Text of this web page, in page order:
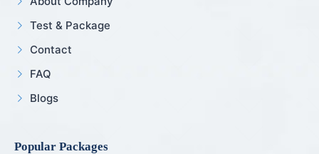
Test & Package
Contact
FAQ
Blogs
Popular Packages